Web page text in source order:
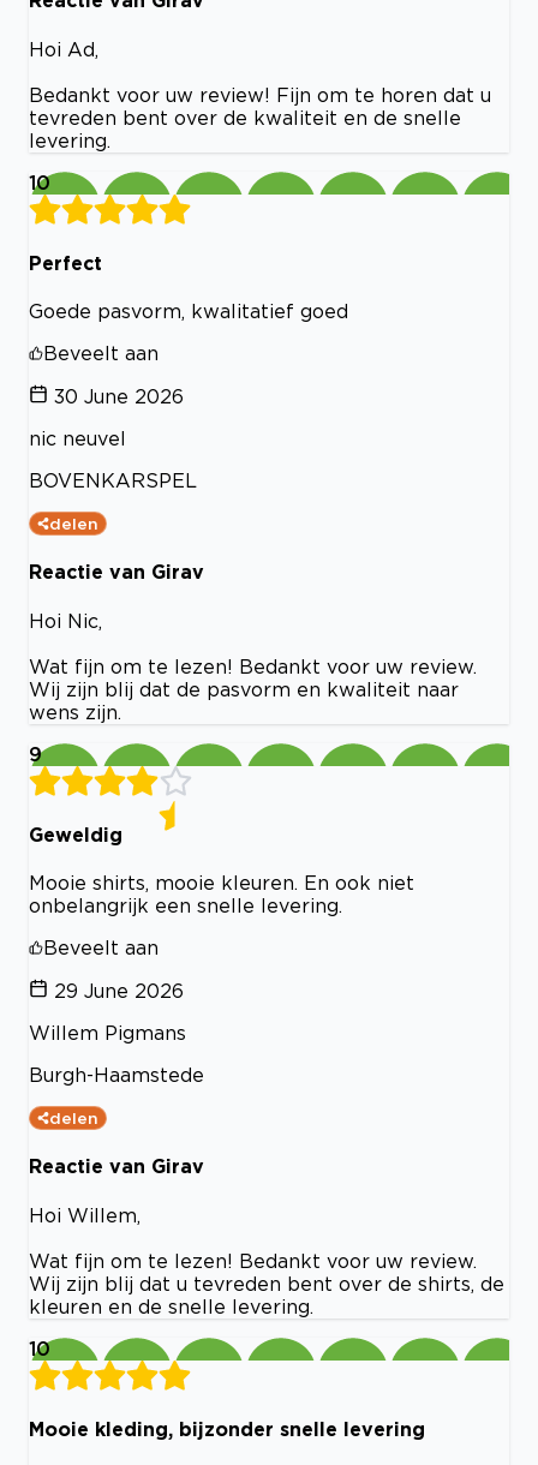
Hoi Ad,
Bedankt voor uw review! Fijn om te horen dat u
tevreden bent over de kwaliteit en de snelle
levering.
10
Perfect
Goede pasvorm, kwalitatief goed
Beveelt aan
30 June 2026
nic neuvel
BOVENKARSPEL
delen
Reactie van Girav
Hoi Nic,
Wat fijn om te lezen! Bedankt voor uw review.
Wij zijn blij dat de pasvorm en kwaliteit naar
wens zijn.
9
Geweldig
Mooie shirts, mooie kleuren. En ook niet
onbelangrijk een snelle levering.
Beveelt aan
29 June 2026
Willem Pigmans
Burgh-Haamstede
delen
Reactie van Girav
Hoi Willem,
Wat fijn om te lezen! Bedankt voor uw review.
Wij zijn blij dat u tevreden bent over de shirts, de
kleuren en de snelle levering.
10
Mooie kleding, bijzonder snelle levering